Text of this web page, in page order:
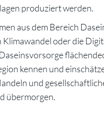
produziert werden.
aus dem Bereich
oder die
kennen und
und
übermorgen.